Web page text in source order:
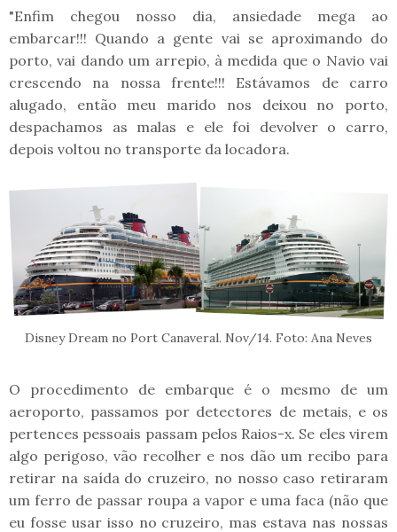
"Enfim chegou nosso dia, ansiedade mega ao
embarcar!!! Quando a gente vai se aproximando do
porto, vai dando um arrepio, à medida que o Navio vai
crescendo na nossa frente!!! Estávamos de carro
alugado, então meu marido nos deixou no porto,
despachamos as malas e ele foi devolver o carro,
depois voltou no transporte da locadora.
Disney Dream no Port Canaveral. Nov/14. Foto: Ana Neves
O procedimento de embarque é o mesmo de um
aeroporto, passamos por detectores de metais, e os
pertences pessoais passam pelos Raios-x. Se eles virem
algo perigoso, vão recolher e nos dão um recibo para
retirar na saída do cruzeiro, no nosso caso retiraram
um ferro de passar roupa a vapor e uma faca (não que
eu fosse usar isso no cruzeiro, mas estava nas nossas